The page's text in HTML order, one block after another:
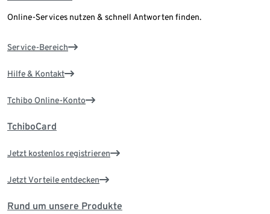
Online-Services nutzen & schnell Antworten finden.
Service-Bereich
Hilfe & Kontakt
Tchibo Online-Konto
TchiboCard
Jetzt kostenlos registrieren
Jetzt Vorteile entdecken
Rund um unsere Produkte